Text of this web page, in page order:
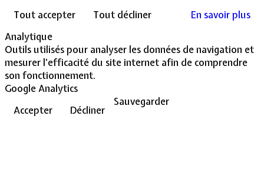
Tout accepter
Tout décliner
En savoir plus
Analytique
Outils utilisés pour analyser les données de navigation et
mesurer l'efficacité du site internet afin de comprendre
son fonctionnement.
Google Analytics
Accepter
Décliner
Sauvegarder